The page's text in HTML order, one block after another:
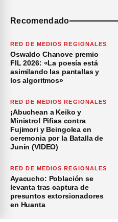
Recomendado
RED DE MEDIOS REGIONALES
Oswaldo Chanove premio
FIL 2026: «La poesía está
asimilando las pantallas y
los algoritmos»
RED DE MEDIOS REGIONALES
¡Abuchean a Keiko y
Ministro! Pifias contra
Fujimori y Beingolea en
ceremonia por la Batalla de
Junín (VIDEO)
RED DE MEDIOS REGIONALES
Ayacucho: Población se
levanta tras captura de
presuntos extorsionadores
en Huanta